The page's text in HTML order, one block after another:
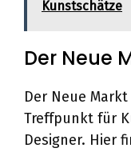
Kunstschätze
Der Neue
Der Neue
Treffpunkt für
Designer. Hier